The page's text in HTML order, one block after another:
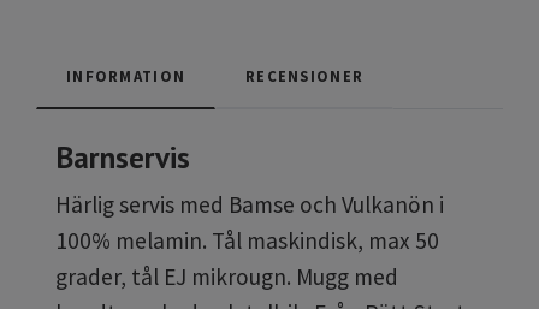
INFORMATION RECENSIONER
Barnservis
Härlig servis med Bamse och Vulkanön i
100% melamin. Tål maskindisk, max 50
grader, tål EJ mikrougn. Mugg med